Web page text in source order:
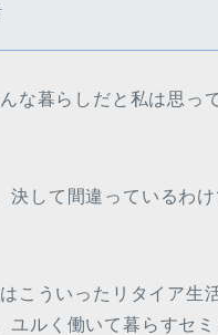
な暮らしだと私は思っ
決して間違っているわけ
こういったリタイア生
ユルく働いて暮らすセ